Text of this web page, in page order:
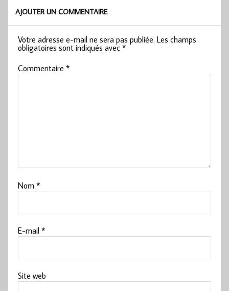
AJOUTER UN COMMENTAIRE
Votre adresse e-mail ne sera pas publiée. Les champs
obligatoires sont indiqués avec*
Commentaire*
Nom*
E-mail*
Site web